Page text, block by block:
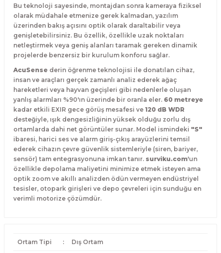
Bu teknoloji sayesinde, montajdan sonra kameraya fiziksel
olarak müdahale etmenize gerek kalmadan, yazılım
üzerinden bakış açısını optik olarak daraltabilir veya
genişletebilirsiniz. Bu özellik, özellikle uzak noktaları
netleştirmek veya geniş alanları taramak gereken dinamik
projelerde benzersiz bir kurulum konforu sağlar.
AcuSense derin öğrenme teknolojisi ile donatılan cihaz,
insan ve araçları gerçek zamanlı analiz ederek ağaç
hareketleri veya hayvan geçişleri gibi nedenlerle oluşan
yanlış alarmları %90'ın üzerinde bir oranla eler. 60 metreye
kadar etkili EXIR gece görüş mesafesi ve 120 dB WDR
desteğiyle, ışık dengesizliğinin yüksek olduğu zorlu dış
ortamlarda dahi net görüntüler sunar. Model ismindeki "S"
ibaresi, harici ses ve alarm giriş-çıkış arayüzlerini temsil
ederek cihazın çevre güvenlik sistemleriyle (siren, bariyer,
sensör) tam entegrasyonuna imkan tanır. surviku.com'un
özellikle depolama maliyetini minimize etmek isteyen ama
optik zoom ve akıllı analizden ödün vermeyen endüstriyel
tesisler, otopark girişleri ve depo çevreleri için sunduğu en
verimli motorize çözümdür.
Ortam Tipi : Dış Ortam